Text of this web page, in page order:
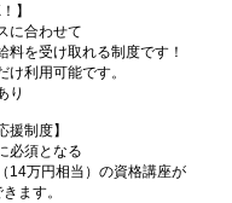
】
に合わせて
料を受け取れる制度です！
け利用可能です。
り
援制度】
必須となる
14万円相当）の資格講座が
ます。